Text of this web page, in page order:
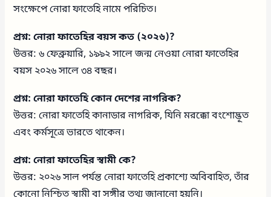
সংক্ষেপে নোরা ফাতেহি নামে পরিচিত।
প্রশ্ন: নোরা ফাতেহির বয়স কত (২০২৬)?
উত্তর: ৬ ফেব্রুয়ারি, ১৯৯২ সালে জন্ম নেওয়া নোরা ফাতেহির
বয়স ২০২৬ সালে ৩৪ বছর।
প্রশ্ন: নোরা ফাতেহি কোন দেশের নাগরিক?
উত্তর: নোরা ফাতেহি কানাডার নাগরিক, যিনি মরক্কো বংশোদ্ভূত
এবং কর্মসূত্রে ভারতে থাকেন।
প্রশ্ন: নোরা ফাতেহির স্বামী কে?
উত্তর: ২০২৬ সাল পর্যন্ত নোরা ফাতেহি প্রকাশ্যে অবিবাহিত, তাঁর